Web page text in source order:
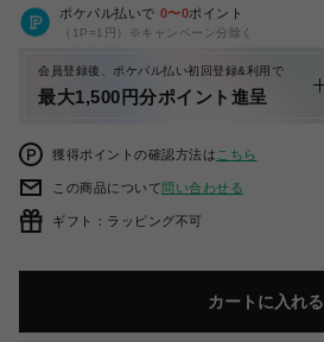
ポケパル払いで 0〜0ポイント
（1P=1円）※キャンペーン分除く
会員登録後、ポケパル払い初回登録&利用で
最大1,500円分ポイント進呈
獲得ポイントの確認方法は こちら
この商品について問い合わせる
ギフト：ラッピング不可
カートに入れる